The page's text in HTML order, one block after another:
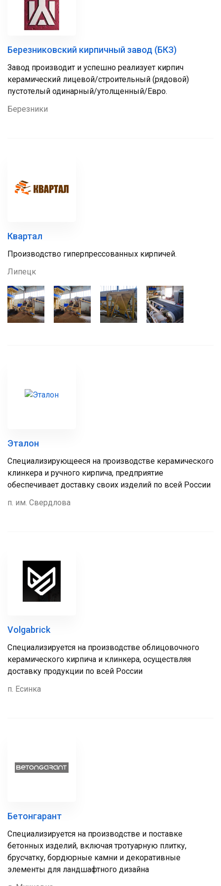
Березниковский кирпичный завод (БКЗ)
Завод производит и успешно реализует кирпич
керамический лицевой/строительный (рядовой)
пустотелый одинарный/утолщенный/Евро.
Березники
Квартал
Производство гиперпрессованных кирпичей.
Липецк
Эталон
Специализирующееся на производстве керамического
клинкера и ручного кирпича, предприятие
обеспечивает доставку своих изделий по всей России
п. им. Свердлова
Volgabrick
Специализируется на производстве облицовочного
керамического кирпича и клинкера, осуществляя
доставку продукции по всей России
п. Есинка
Бетонгарант
Специализируется на производстве и поставке
бетонных изделий, включая тротуарную плитку,
брусчатку, бордюрные камни и декоративные
элементы для ландшафтного дизайна